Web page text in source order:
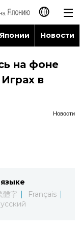
日本語
English
العربية
Новости
на фоне
в
Новости
體字
Français